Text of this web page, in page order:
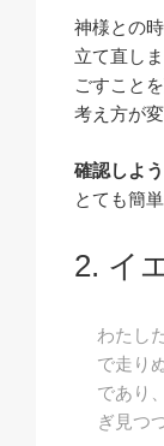
神様との
立て直し
ごすこと
考え方が
確認しよ
とても簡
イ
わたし
で走り
であり
ぎ見つ